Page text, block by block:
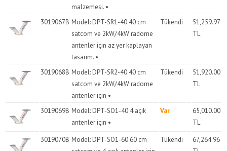
malzemesi. •
3019067B Model: DPT-SR1-40 40 cm
satcom ve 2kW/4kW radome
antenler için az yer kaplayan
tasarım. •
Tükendi
51,259.97
TL
3019068B Model: DPT-SR2-40 40 cm
satcom ve 2kW/4kW radome
antenler için •
Tükendi
51,920.00
TL
3019069B Model: DPT-SO1-40 4 açık
antenler için •
Var
65,010.00
TL
3019070B Model: DPT-SO1-60 60 cm
Tükendi
67,264.96